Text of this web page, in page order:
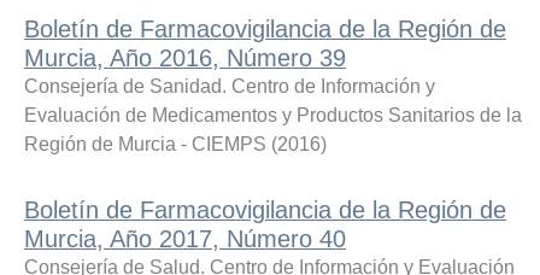
Boletín de Farmacovigilancia de la Región de
Murcia, Año 2016, Número 39
Consejería de Sanidad. Centro de Información y
Evaluación de Medicamentos y Productos Sanitarios de la
Región de Murcia - CIEMPS (2016)
Boletín de Farmacovigilancia de la Región de
Murcia, Año 2017, Número 40
Consejería de Salud. Centro de Información y Evaluación